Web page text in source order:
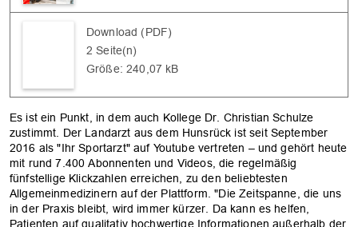
Download (PDF)
2 Seite(n)
Größe: 240,07 kB
Es ist ein Punkt, in dem auch Kollege Dr. Christian Schulze
zustimmt. Der Landarzt aus dem Hunsrück ist seit September
2016 als "Ihr Sportarzt" auf Youtube vertreten – und gehört heute
mit rund 7.400 Abonnenten und Videos, die regelmäßig
fünfstellige Klickzahlen erreichen, zu den beliebtesten
Allgemeinmedizinern auf der Plattform. "Die Zeitspanne, die uns
in der Praxis bleibt, wird immer kürzer. Da kann es helfen,
Patienten auf qualitativ hochwertige Informationen außerhalb der